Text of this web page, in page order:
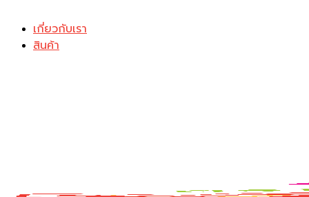
เกี่ยวกับเรา
สินค้า